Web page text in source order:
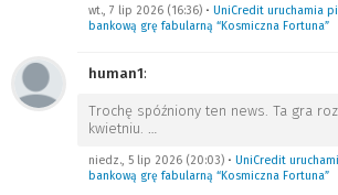
wt., 7 lip 2026 (16:36) • UniCredit uruchamia
bankową grę fabularną “Kosmiczna Fortuna”
human1:
Trochę spóźniony ten news. Ta gra
kwietniu.
niedz., 5 lip 2026 (20:03) • UniCredit
bankową grę fabularną “Kosmiczna Fortuna”